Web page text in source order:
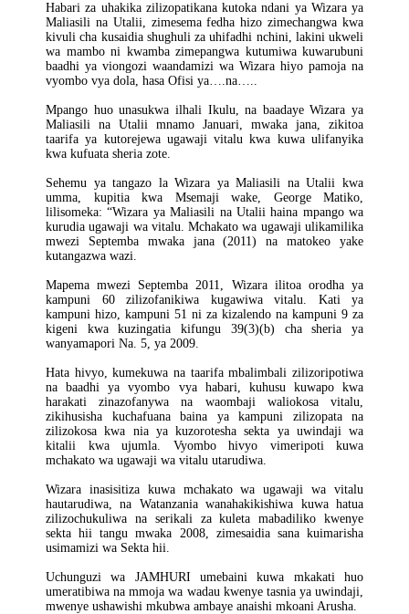
Habari za uhakika zilizopatikana kutoka ndani ya Wizara ya
Maliasili na Utalii, zimesema fedha hizo zimechangwa kwa
kivuli cha kusaidia shughuli za uhifadhi nchini, lakini ukweli
wa mambo ni kwamba zimepangwa kutumiwa kuwarubuni
baadhi ya viongozi waandamizi wa Wizara hiyo pamoja na
vyombo vya dola, hasa Ofisi ya….na…..
Mpango huo unasukwa ilhali Ikulu, na baadaye Wizara ya
Maliasili na Utalii mnamo Januari, mwaka jana, zikitoa
taarifa ya kutorejewa ugawaji vitalu kwa kuwa ulifanyika
kwa kufuata sheria zote.
Sehemu ya tangazo la Wizara ya Maliasili na Utalii kwa
umma, kupitia kwa Msemaji wake, George Matiko,
lilisomeka: “Wizara ya Maliasili na Utalii haina mpango wa
kurudia ugawaji wa vitalu. Mchakato wa ugawaji ulikamilika
mwezi Septemba mwaka jana (2011) na matokeo yake
kutangazwa wazi.
Mapema mwezi Septemba 2011, Wizara ilitoa orodha ya
kampuni 60 zilizofanikiwa kugawiwa vitalu. Kati ya
kampuni hizo, kampuni 51 ni za kizalendo na kampuni 9 za
kigeni kwa kuzingatia kifungu 39(3)(b) cha sheria ya
wanyamapori Na. 5, ya 2009.
Hata hivyo, kumekuwa na taarifa mbalimbali zilizoripotiwa
na baadhi ya vyombo vya habari, kuhusu kuwapo kwa
harakati zinazofanywa na waombaji waliokosa vitalu,
zikihusisha kuchafuana baina ya kampuni zilizopata na
zilizokosa kwa nia ya kuzorotesha sekta ya uwindaji wa
kitalii kwa ujumla. Vyombo hivyo vimeripoti kuwa
mchakato wa ugawaji wa vitalu utarudiwa.
Wizara inasisitiza kuwa mchakato wa ugawaji wa vitalu
hautarudiwa, na Watanzania wanahakikishiwa kuwa hatua
zilizochukuliwa na serikali za kuleta mabadiliko kwenye
sekta hii tangu mwaka 2008, zimesaidia sana kuimarisha
usimamizi wa Sekta hii.
Uchunguzi wa JAMHURI umebaini kuwa mkakati huo
umeratibiwa na mmoja wa wadau kwenye tasnia ya uwindaji,
mwenye ushawishi mkubwa ambaye anaishi mkoani Arusha.